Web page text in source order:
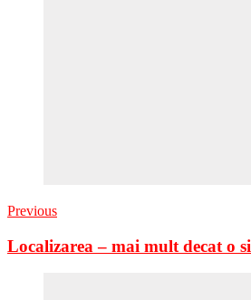
Previous
Localizarea – mai mult decat o